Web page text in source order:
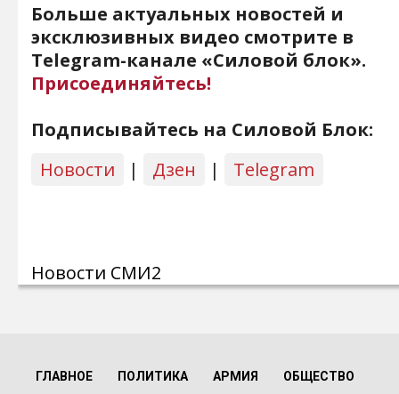
Больше актуальных новостей и
эксклюзивных видео смотрите в
Telegram-канале «Силовой блок».
Присоединяйтесь!
Подписывайтесь на Силовой Блок:
Новости
| Дзен | Telegram
Новости СМИ2
ГЛАВНОЕ ПОЛИТИКА АРМИЯ ОБЩЕСТВО